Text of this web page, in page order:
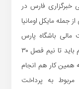
خبرگزاری فارس در
جمله مایکل اومانیا
باشگاه پارس
جنوبی گفت:طبق قراردادی که با بازیکنان داریم باید تا نیم فصل ۳۰
همین کار هم انجام
به پرداخت